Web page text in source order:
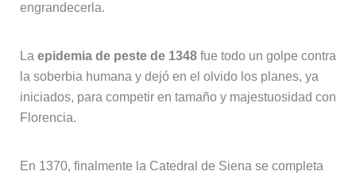
engrandecerla.
La epidemia de peste de 1348fue todo un golpe contra
la soberbia humana y dejó en el olvido los planes, ya
iniciados, para competir en tamaño y majestuosidad con
Florencia.
En 1370, finalmente la Catedral de Siena se completa